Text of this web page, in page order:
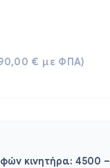
€ με ΦΠΑ)
κινητήρα: 4500